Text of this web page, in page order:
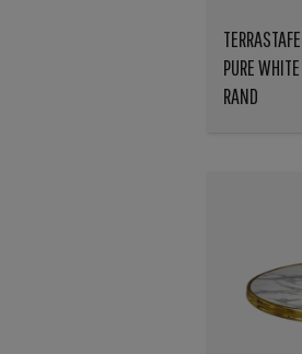
PURE
RAND